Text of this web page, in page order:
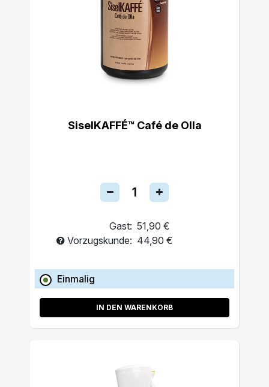
SiselKAFFÉ™ Café de Olla
Gast: 51,90 €
Vorzugskunde: 44,90 €
Einmalig
IN DEN WARENKORB